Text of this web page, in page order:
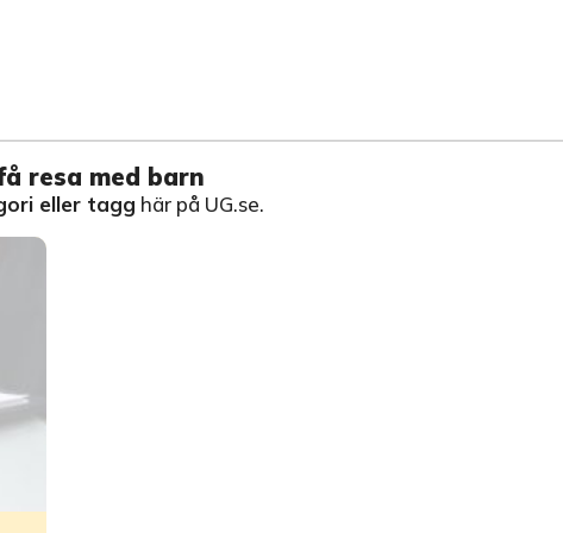
resa med barn
eller tagg här på UG.se.